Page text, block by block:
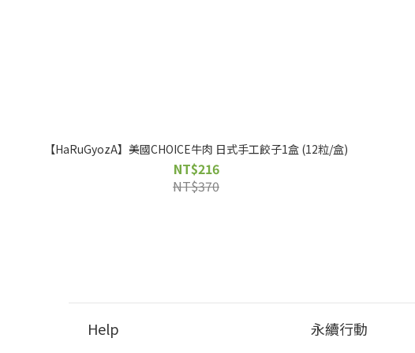
【HaRuGyozA】美國CHOICE牛肉 日式手工餃子1盒 (12粒/盒)
NT$216
NT$370
Help 永續行動